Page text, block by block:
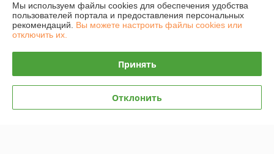
Полная версия сайта
Политика обработки cookies
Сайт создан на платформе Deal.by
Мы используем файлы cookies для обеспечения удобства
пользователей портала и предоставления персональных
рекомендаций. Вы можете настроить файлы cookies или
отключить их.
Принять
Отклонить